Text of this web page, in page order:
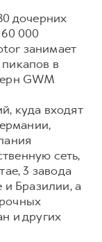
дочерних
000
занимает
в
GWM
куда входят
сеть,
3 завода
и Бразилии, а
и других